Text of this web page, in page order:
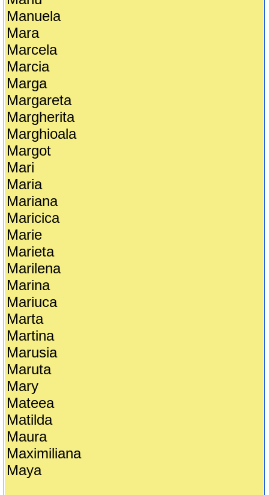
Manuela
Mara
Marcela
Marcia
Marga
Margareta
Margherita
Marghioala
Margot
Mari
Maria
Mariana
Maricica
Marie
Marieta
Marilena
Marina
Mariuca
Marta
Martina
Marusia
Maruta
Mary
Mateea
Matilda
Maura
Maximiliana
Maya